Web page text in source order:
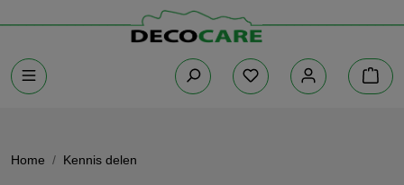
Home Kennis delen